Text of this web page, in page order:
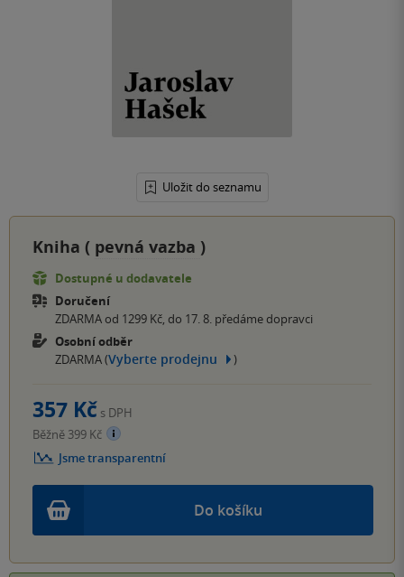
Uložit do seznamu
Kniha ( pevná vazba )
Dostupné u dodavatele
Doručení
ZDARMA od 1299 Kč, do 17. 8. předáme dopravci
Osobní odběr
ZDARMA (Vyberte prodejnu )
Do košíku
357 Kč s DPH
Běžně 399 Kč
Jsme transparentní